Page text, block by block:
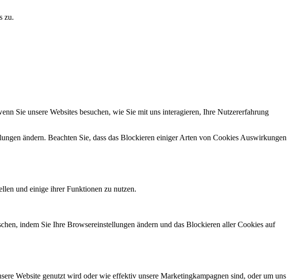
zu.
Sie unsere Websites besuchen, wie Sie mit uns interagieren, Ihre Nutzererfahrung
ändern. Beachten Sie, dass das Blockieren einiger Arten von Cookies Auswirkungen
und einige ihrer Funktionen zu nutzen.
indem Sie Ihre Browsereinstellungen ändern und das Blockieren aller Cookies auf
Website genutzt wird oder wie effektiv unsere Marketingkampagnen sind, oder um uns